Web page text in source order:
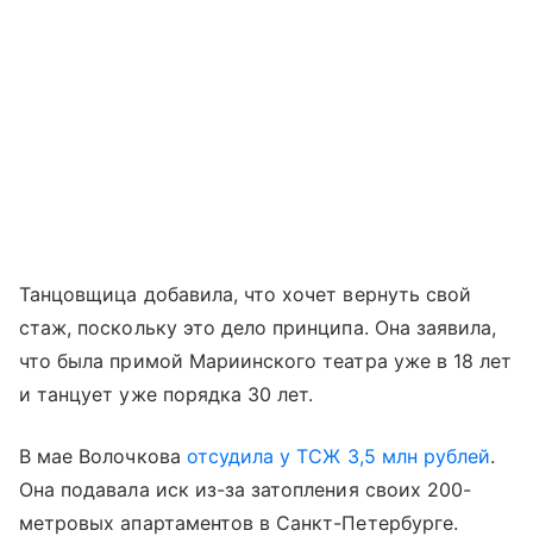
Танцовщица добавила, что хочет вернуть свой
стаж, поскольку это дело принципа. Она заявила,
что была примой Мариинского театра уже в 18 лет
и танцует уже порядка 30 лет.
В мае Волочкова отсудила у ТСЖ 3,5 млн рублей.
Она подавала иск из-за затопления своих 200-
метровых апартаментов в Санкт-Петербурге.